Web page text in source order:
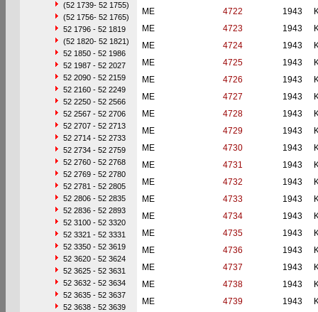
(52 1739- 52 1755)
(52 1756- 52 1765)
52 1796 - 52 1819
(52 1820- 52 1821)
52 1850 - 52 1986
52 1987 - 52 2027
52 2090 - 52 2159
52 2160 - 52 2249
52 2250 - 52 2566
52 2567 - 52 2706
52 2707 - 52 2713
52 2714 - 52 2733
52 2734 - 52 2759
52 2760 - 52 2768
52 2769 - 52 2780
52 2781 - 52 2805
52 2806 - 52 2835
52 2836 - 52 2893
52 3100 - 52 3320
52 3321 - 52 3331
52 3350 - 52 3619
52 3620 - 52 3624
52 3625 - 52 3631
52 3632 - 52 3634
52 3635 - 52 3637
52 3638 - 52 3639
ME
4722 1943
ME
4723 1943
ME
4724 1943
ME
4725 1943
ME
4726 1943
ME
4727 1943
ME
4728 1943
ME
4729 1943
ME
4730 1943
ME
4731 1943
ME
4732 1943
ME
4733 1943
ME
4734 1943
ME
4735 1943
ME
4736 1943
ME
4737 1943
ME
4738 1943
ME
4739 1943